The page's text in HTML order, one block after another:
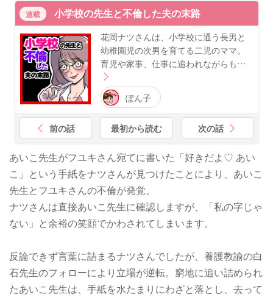
連載 小学校の先生と不倫した夫の末路
花岡ナツさんは、小学校に通う長男と
幼稚園児の次男を育てる二児のママ。
育児や家事、仕事に追われながらも…
ぽん子
前の話 最初から読む 次の話
あいこ先生がフユキさん宛てに書いた「好きだよ♡ あい
こ」という手紙をナツさんが見つけたことにより、あいこ
先生とフユキさんの不倫が発覚。
ナツさんは直接あいこ先生に確認しますが、「私の字じゃ
ない」と余裕の笑顔でかわされてしまいます。
反論できず言葉に詰まるナツさんでしたが、養護教諭の白
石先生のフォローにより立場が逆転。窮地に追い詰められ
たあいこ先生は、手紙を水たまりにわざと落とし、去って